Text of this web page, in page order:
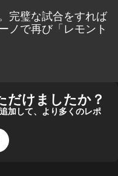
完璧な試合をすれば
ノで再び「レモント
だけましたか？
加して、より多くのレポ